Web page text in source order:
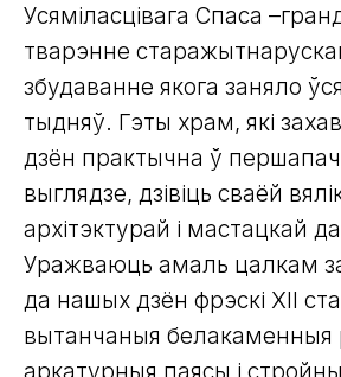
Усяміласцівага Спаса
тварэнне
збудаванне якога заняло
тыдняў. Гэты храм, які
дзён практычна ў
выглядзе, дзівіць сваёй
архітэктурай і мастацкай
Уражваюць амаль цалкам
да нашых дзён фрэскі ХІІ
вытанчаныя белакаменныя